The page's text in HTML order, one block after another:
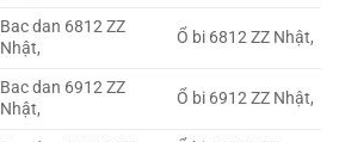
Bac dan 6812 ZZ
Nhật,
Ổ bi 6812 ZZ Nhật,
Bac dan 6912 ZZ
Nhật,
Ổ bi 6912 ZZ Nhật,